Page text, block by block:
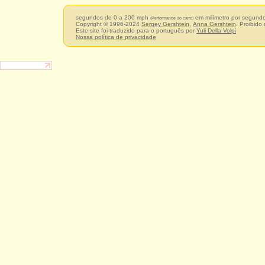
segundos de 0 a 200 mph (Performance do carro) em milímetro por
Copyright © 1996-2024 Sergey Gershtein Anna Gershtein .
Este site foi traduzido para o português por Yuli Della Volpi
Nossa política de privacidade